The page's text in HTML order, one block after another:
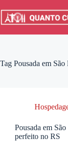
para
Tag Pousada em
Pousada em
perfeito no RS